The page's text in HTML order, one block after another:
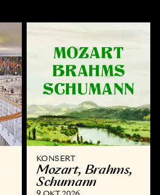
KONSERT
Mozart, Brahms,
Schumann